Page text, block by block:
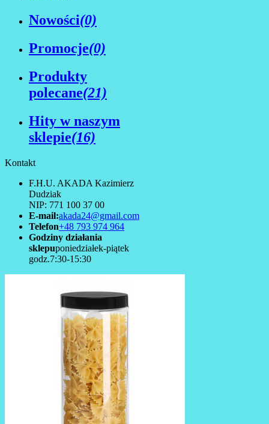
Nowości(0)
Promocje(0)
Produkty
polecane(21)
Hity w naszym
sklepie(16)
Kontakt
F.H.U. AKADA Kazimierz
Dudziak
NIP: 771 100 37 00
E-mail:akada24@gmail.com
Telefon+48 793 974 964
Godziny działania
sklepuponiedziałek-piątek
godz.7:30-15:30